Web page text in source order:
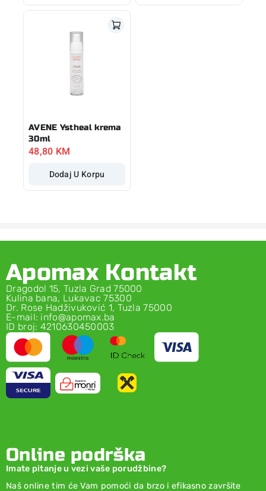
AVENE Ystheal krema
30ml
48,80 KM
Dodaj U Korpu
Apomax Kontakt
Dragodol 15, Tuzla Grad 75000
Kulina bana, Lukavac 75300
Dr. Rose Hadživuković 1, Tuzla 75000
E-mail: info@apomax.ba
ID broj: 4210630450003
Online podrška
Imate pitanje u vezi vaše porudžbine?
Naš online tim će Vam pomoći da brzo i efikasno završite